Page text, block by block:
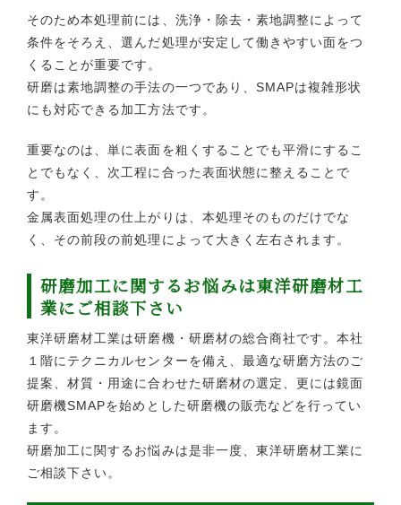
そのため本処理前には、洗浄・除去・素地調整によって
条件をそろえ、選んだ処理が安定して働きやすい面をつ
くることが重要です。
研磨は素地調整の手法の一つであり、SMAPは複雑形状
にも対応できる加工方法です。
重要なのは、単に表面を粗くすることでも平滑にするこ
とでもなく、次工程に合った表面状態に整えることで
す。
金属表面処理の仕上がりは、本処理そのものだけでな
く、その前段の前処理によって大きく左右されます。
研磨加工に関するお悩みは東洋研磨材工
業にご相談下さい
東洋研磨材工業は研磨機・研磨材の総合商社です。本社
１階にテクニカルセンターを備え、最適な研磨方法のご
提案、材質・用途に合わせた研磨材の選定、更には鏡面
研磨機SMAPを始めとした研磨機の販売などを行ってい
ます。
研磨加工に関するお悩みは是非一度、東洋研磨材工業に
ご相談下さい。